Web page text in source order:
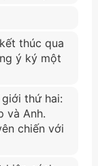
thúc qua
ý ký một
thứ hai:
và Anh.
chiến với